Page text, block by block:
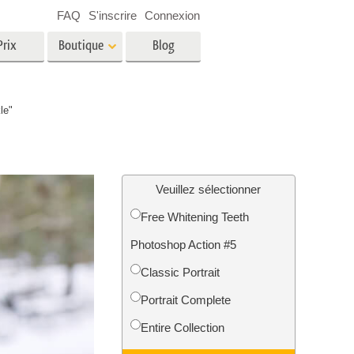
Services de restauration photo
Boutique Blog
FAQ S'inscrire Connexion
Veuillez sélectionner
Free Whitening Teeth
Photoshop Action #5
Classic Portrait
Portrait Complete
Entire Collection